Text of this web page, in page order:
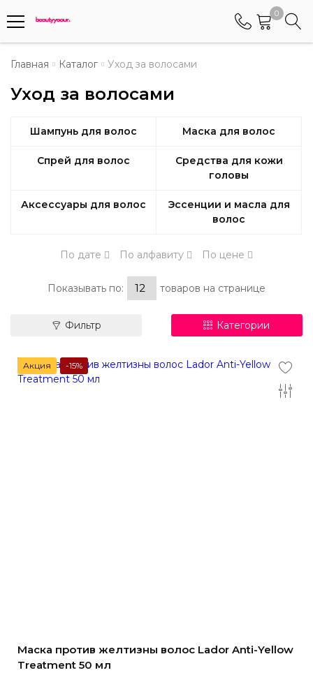
0
Телефоны
+375 (29) 8405655
+375 (29) 5487677
Контактный номер для обращения граждан
Главная Каталог Уход за волосами
Уход за волосами
Шампунь для волос Маска для волос
Спрей для волос
Средства для кожи
головы
Аксессуары для волос
Эссенции и масла для
волос
По дате По алфавиту По цене
Показывать по: товаров на странице
Фильтр Категории
Акция -15%
Маска против желтизны волос Lador Anti-Yellow
Treatment 50 мл